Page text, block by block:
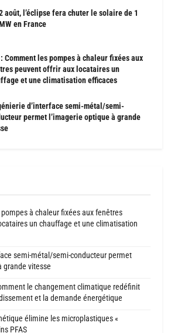
août, l’éclipse fera chuter le solaire de 1
en France
: Comment les pompes à chaleur fixées aux
peuvent offrir aux locataires un
et une climatisation efficaces
d’interface semi-métal/semi-
permet l’imagerie optique à grande
à chaleur fixées aux fenêtres
un chauffage et une climatisation
semi-métal/semi-conducteur permet
grande vitesse
le changement climatique redéfinit
et la demande énergétique
élimine les microplastiques «
PFAS